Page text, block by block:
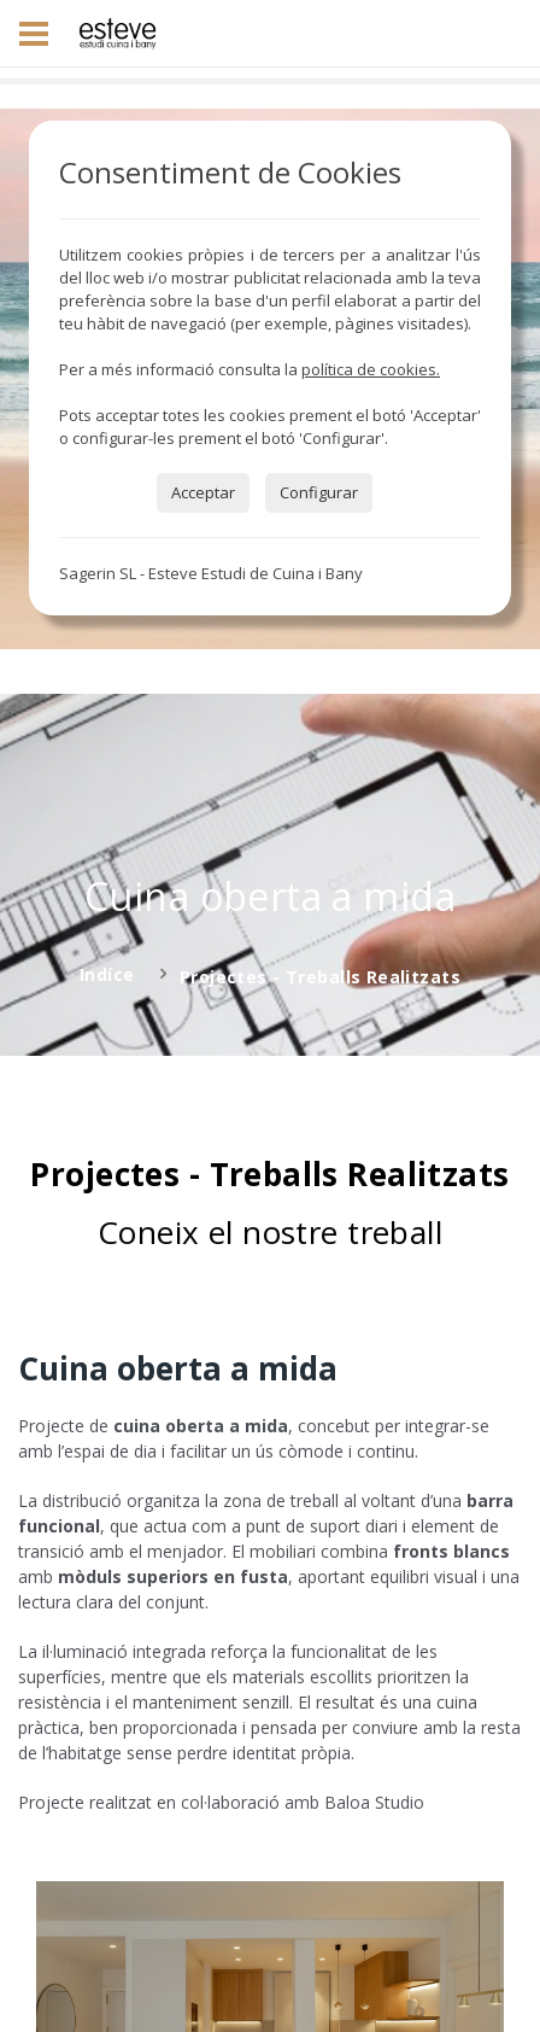
Consentiment de Cookies
Utilitzem cookies pròpies i de tercers per a analitzar l'ús
del lloc web i/o mostrar publicitat relacionada amb la teva
preferència sobre la base d'un perfil elaborat a partir del
teu hàbit de navegació (per exemple, pàgines visitades).
Per a més informació consulta la política de cookies.
Pots acceptar totes les cookies prement el botó 'Acceptar'
o configurar-les prement el botó 'Configurar'.
Acceptar Configurar
Sagerin SL - Esteve Estudi de Cuina i Bany
Cuina oberta a mida
Indíce Projectes - Treballs Realitzats
Projectes - Treballs Realitzats
Coneix el nostre treball
Cuina oberta a mida
Projecte de cuina oberta a mida, concebut per integrar-se
amb l’espai de dia i facilitar un ús còmode i continu.
La distribució organitza la zona de treball al voltant d’una barra
funcional, que actua com a punt de suport diari i element de
transició amb el menjador. El mobiliari combina fronts blancs
amb mòduls superiors en fusta, aportant equilibri visual i una
lectura clara del conjunt.
La il·luminació integrada reforça la funcionalitat de les
superfícies, mentre que els materials escollits prioritzen la
resistència i el manteniment senzill. El resultat és una cuina
pràctica, ben proporcionada i pensada per conviure amb la resta
de l’habitatge sense perdre identitat pròpia.
Projecte realitzat en col·laboració amb Baloa Studio